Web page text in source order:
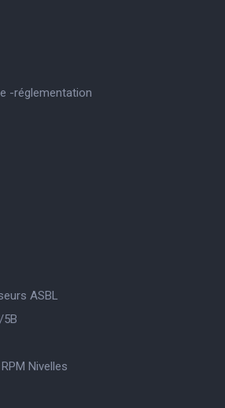
-réglementation
ASBL
5B
Nivelles